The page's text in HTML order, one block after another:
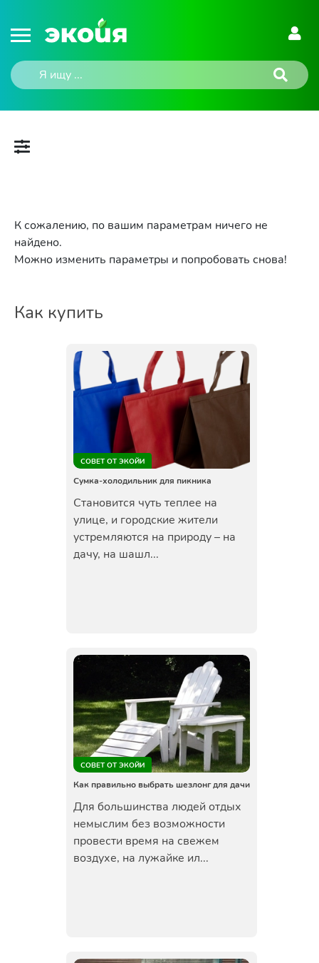
К сожалению, по вашим параметрам ничего не
найдено.
Можно изменить параметры и попробовать снова!
Как купить
СОВЕТ ОТ ЭКОЙИ
Сумка-холодильник для пикника
Становится чуть теплее на
улице, и городские жители
устремляются на природу – на
дачу, на шашл...
СОВЕТ ОТ ЭКОЙИ
Как правильно выбрать шезлонг для дачи
Для большинства людей отдых
немыслим без возможности
провести время на свежем
воздухе, на лужайке ил...